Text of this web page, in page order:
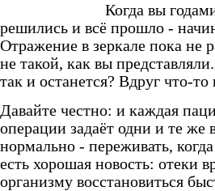
Когда вы
решились и всё прошло -
Отражение в зеркале пока не
не такой, как вы
так и останется? Вдруг что-
Давайте честно: и каждая
операции задаёт одни и те
нормально - переживать,
есть хорошая новость: отеки
организму восстановиться